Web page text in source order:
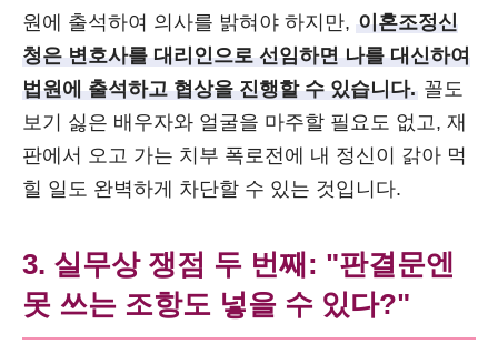
원에 출석하여 의사를 밝혀야 하지만, 이혼조정신
청은 변호사를 대리인으로 선임하면 나를 대신하여
법원에 출석하고 협상을 진행할 수 있습니다. 꼴도
보기 싫은 배우자와 얼굴을 마주할 필요도 없고, 재
판에서 오고 가는 치부 폭로전에 내 정신이 갉아 먹
힐 일도 완벽하게 차단할 수 있는 것입니다.
3. 실무상 쟁점 두 번째: "판결문엔
못 쓰는 조항도 넣을 수 있다?"